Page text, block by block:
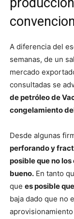
A diferencia del
semanas, de un
mercado
consultadas se
de petróleo de
congelamiento
Desde algunas
perforando y
posible que no
bueno. En tanto
que es posible
baja dado que no